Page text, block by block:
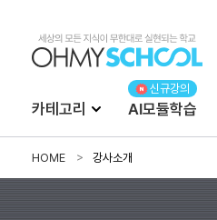
카테고리 AI모듈학습
HOME 강사소개